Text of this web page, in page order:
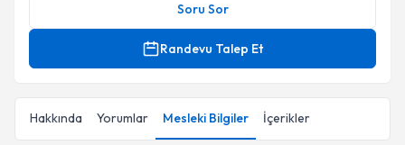
Soru Sor
Randevu Talep Et
Hakkında Yorumlar Mesleki Bilgiler İçerikler